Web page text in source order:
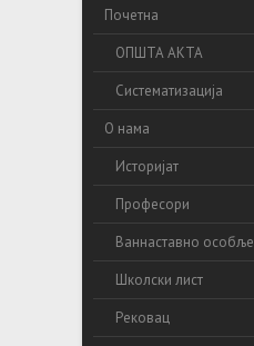
Почетна
ОПШТА АКТА
Систематизација
О нама
Историјат
Професори
Ваннаставно особље
Школски лист
Рековац